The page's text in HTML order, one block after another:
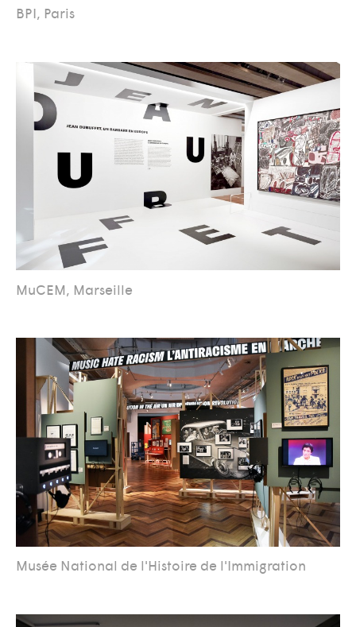
BPI, Paris
MuCEM, Marseille
Musée National de l'Histoire de l'Immigration